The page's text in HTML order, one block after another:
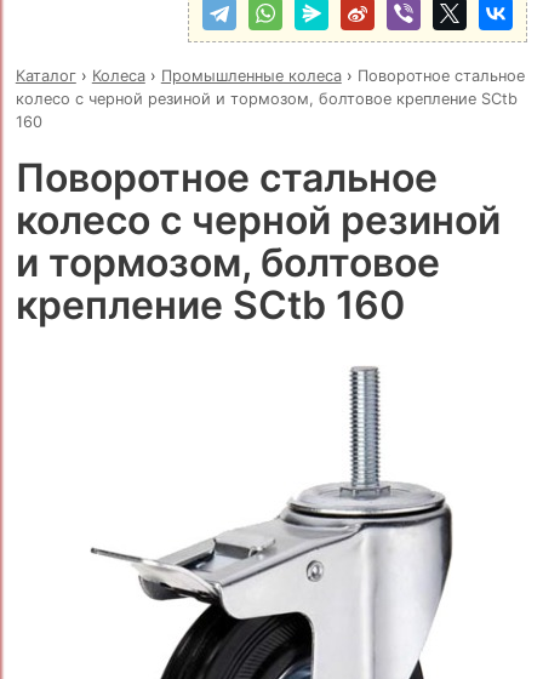
Каталог› Колеса› Промышленные колеса› Поворотное стальное
колесо с черной резиной и тормозом, болтовое крепление SCtb
160
Поворотное стальное
колесо с черной резиной
и тормозом, болтовое
крепление SCtb 160